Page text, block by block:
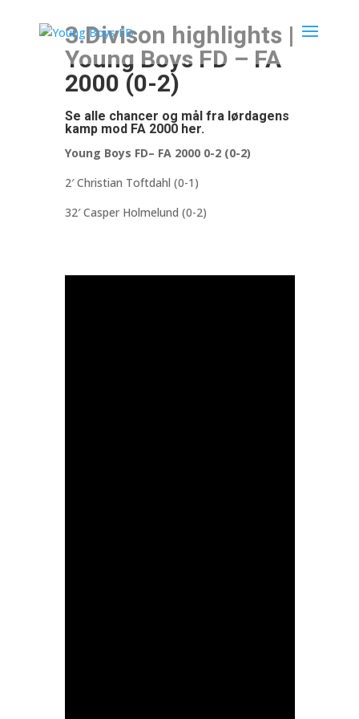
3.Divison highlights |
Young Boys FD – FA
2000 (0-2)
Se alle chancer og mål fra lørdagens
kamp mod FA 2000 her.
Young Boys FD– FA 2000 0-2 (0-2)
2′ Christian Toftdahl (0-1)
32′ Casper Holmelund (0-2)